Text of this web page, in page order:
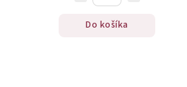
Do košíka